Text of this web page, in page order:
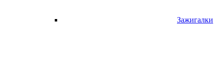
Зажигалки